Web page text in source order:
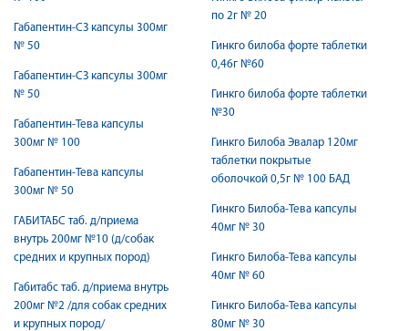
Габапентин-СЗ капсулы 300мг
№ 50
Габапентин-СЗ капсулы 300мг
№ 50
Габапентин-Тева капсулы
300мг № 100
Габапентин-Тева капсулы
300мг № 50
ГАБИТАБС таб. д/приема
внутрь 200мг №10 (д/собак
средних и крупных пород)
Габитабс таб. д/приема внутрь
200мг №2 /для собак средних
и крупных пород/
по 2г № 20
Гинкго билоба форте таблетки
0,46г №60
Гинкго билоба форте таблетки
№30
Гинкго Билоба Эвалар 120мг
таблетки покрытые
оболочкой 0,5г № 100 БАД
Гинкго Билоба-Тева капсулы
40мг № 30
Гинкго Билоба-Тева капсулы
40мг № 60
Гинкго Билоба-Тева капсулы
80мг № 30